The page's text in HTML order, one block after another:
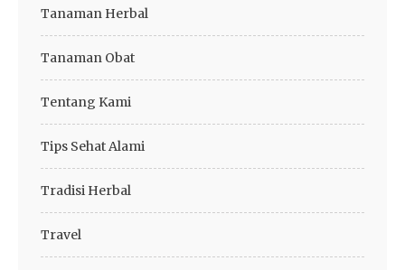
Tanaman Herbal
Tanaman Obat
Tentang Kami
Tips Sehat Alami
Tradisi Herbal
Travel